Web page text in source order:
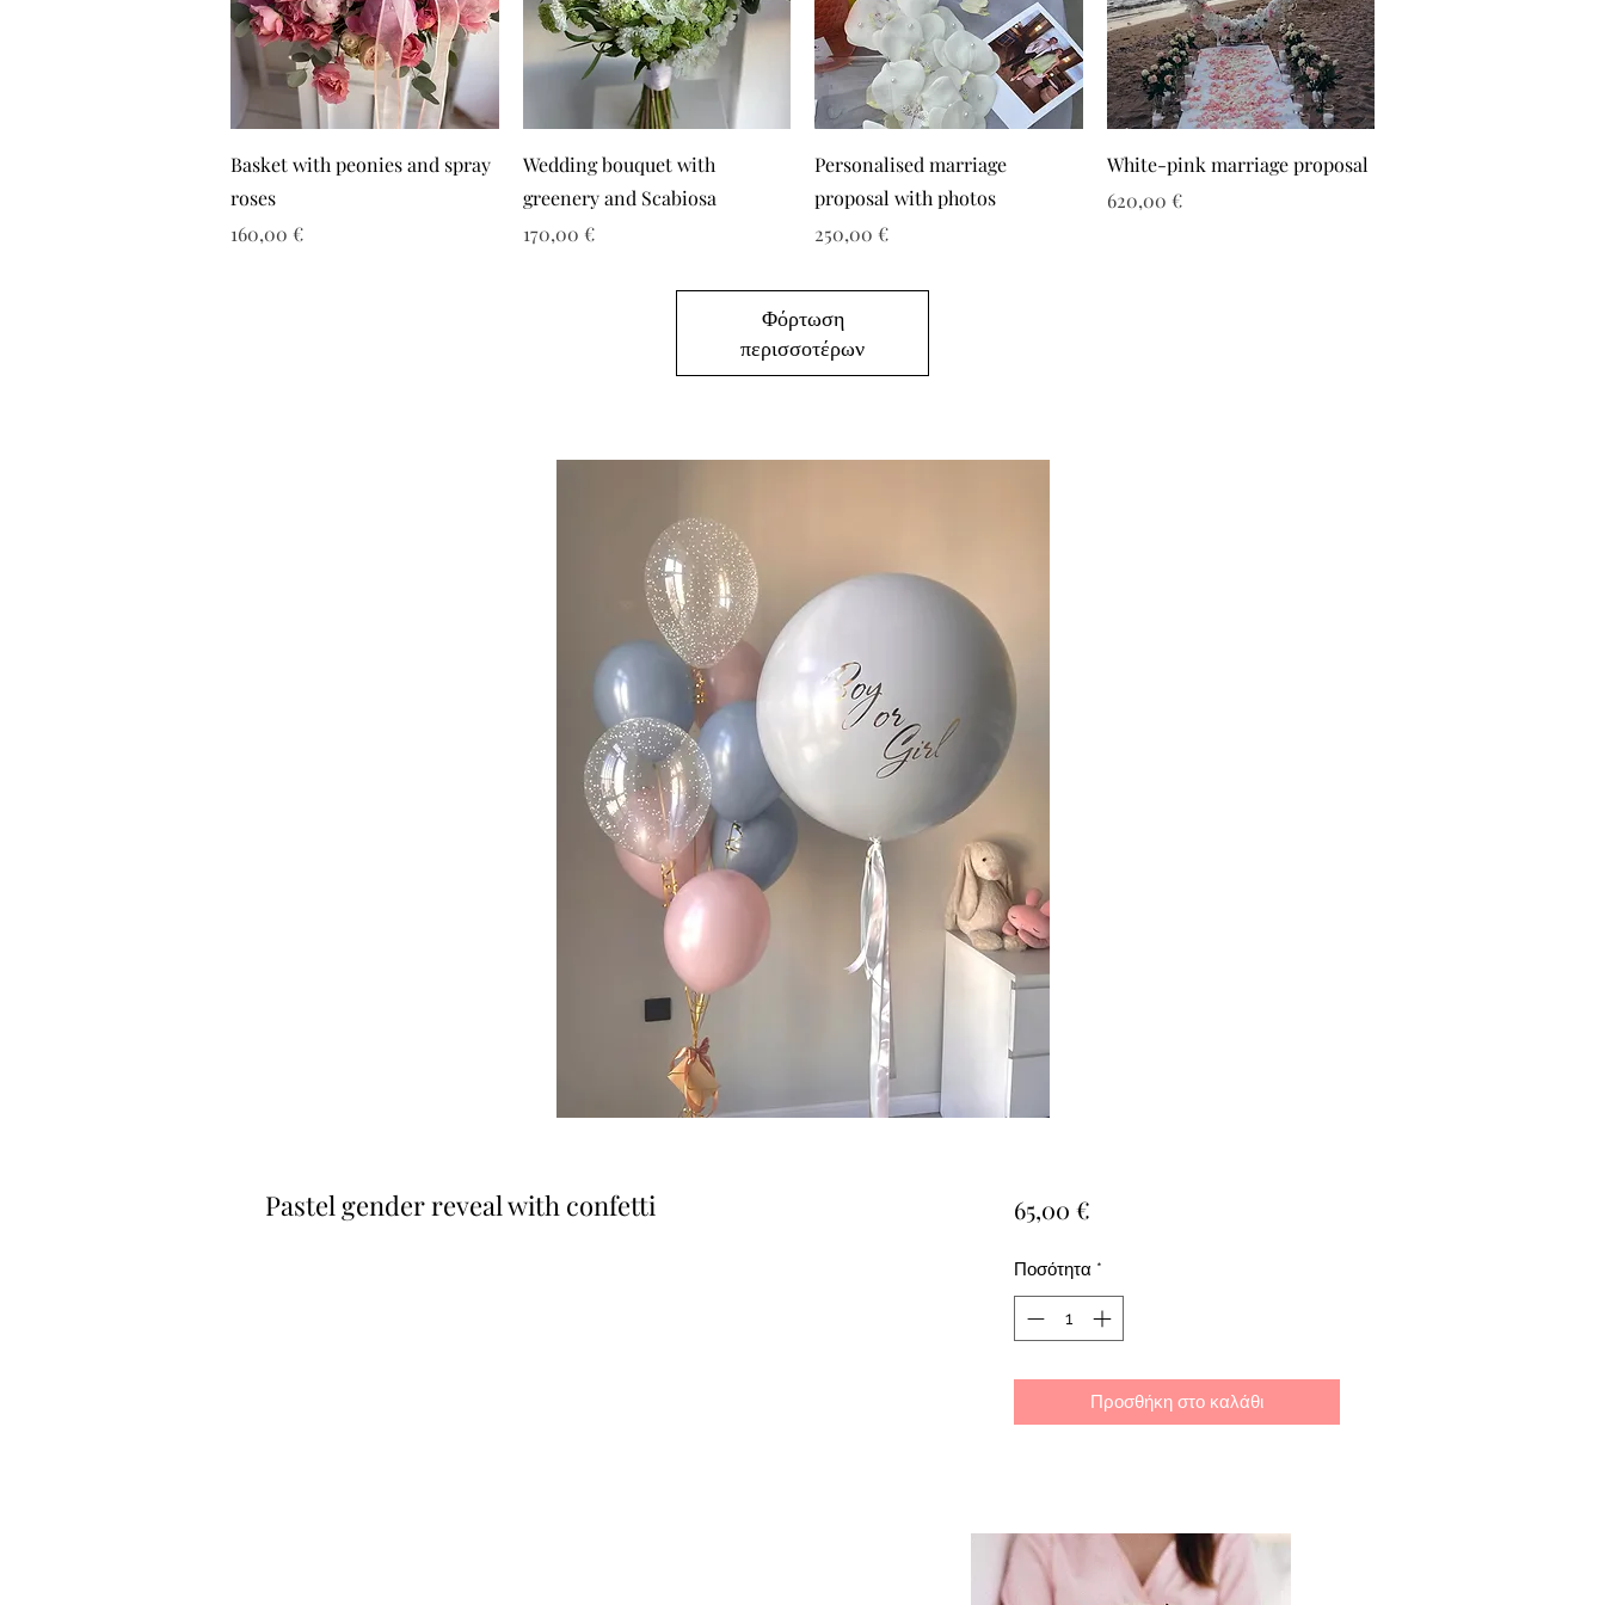
Pastel gender reveal with confetti 65,00 €Τιμή
Ποσότητα *
Προσθήκη στο καλάθι
Basket with peonies and spray
roses
Τιμή
160,00 €
Wedding bouquet with
greenery and Scabiosa
Τιμή
170,00 €
Personalised marriage
proposal with photos
Τιμή
250,00 €
White-pink marriage proposal
Τιμή
620,00 €
Φόρτωση
περισσοτέρων